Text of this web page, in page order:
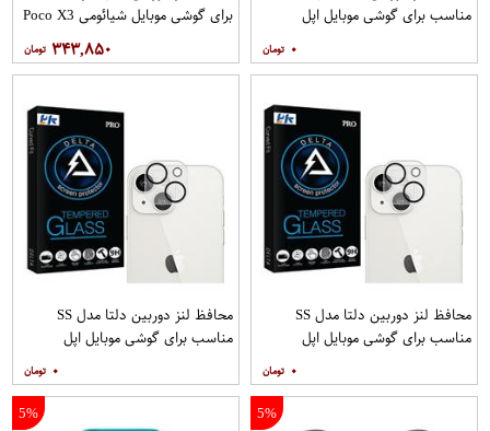
مناسب برای گوشی موبایل اپل
۰
برای گوشی موبایل شیائومی Poco X3
۳۴۳,۸۵۰
محافظ لنز دوربین دلتا مدل SS
مناسب برای گوشی موبایل اپل
۰
محافظ لنز دوربین دلتا مدل SS
مناسب برای گوشی موبایل اپل
۰
5%
5%